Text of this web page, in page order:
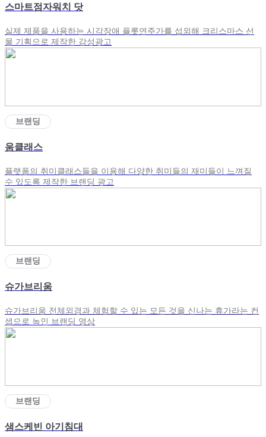
스마트점자워치 닷
실제 제품을 사용하는 시각장애 플롯연주가를 섭외해 크리스마스 선
물 기획으로 제작한 감성광고
브랜딩
움클래스
플랫폼의 취미클래스들을 이용해 다양한 취미들의 재미들이 느껴질
수 있도록 제작한 브랜딩 광고
브랜딩
슈가브리움
슈가브리움 전체외경과 체험할 수 있는 모든 것을 신나는 휴가라는 컨
셉으로 녹인 브랜딩 영상
브랜딩
샘스케빈 아기침대